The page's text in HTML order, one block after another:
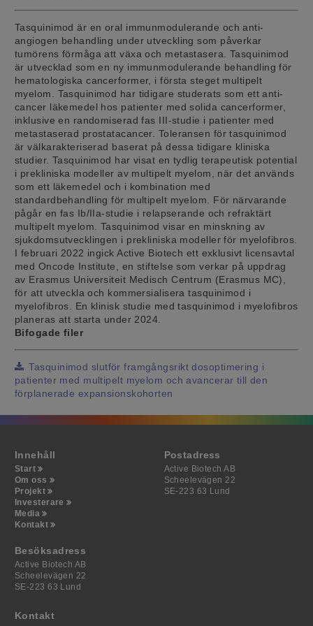
Tasquinimod är en oral immunmodulerande och anti-
angiogen behandling under utveckling som påverkar
tumörens förmåga att växa och metastasera. Tasquinimod
är utvecklad som en ny immunmodulerande behandling för
hematologiska cancerformer, i första steget multipelt
myelom. Tasquinimod har tidigare studerats som ett anti-
cancer läkemedel hos patienter med solida cancerformer,
inklusive en randomiserad fas III-studie i patienter med
metastaserad prostatacancer. Toleransen för tasquinimod
är välkarakteriserad baserat på dessa tidigare kliniska
studier. Tasquinimod har visat en tydlig terapeutisk potential
i prekliniska modeller av multipelt myelom, när det används
som ett läkemedel och i kombination med
standardbehandling för multipelt myelom. För närvarande
pågår en fas Ib/IIa-studie i relapserande och refraktärt
multipelt myelom. Tasquinimod visar en minskning av
sjukdomsutvecklingen i prekliniska modeller för myelofibros.
I februari 2022 ingick Active Biotech ett exklusivt licensavtal
med Oncode Institute, en stiftelse som verkar på uppdrag
av Erasmus Universiteit Medisch Centrum (Erasmus MC),
för att utveckla och kommersialisera tasquinimod i
myelofibros. En klinisk studie med tasquinimod i myelofibros
planeras att starta under 2024.
Bifogade filer
Tasquinimod slutför framgångsrikt dosoptimering i
patienter med multipelt myelom och avancerar till den
förplanerade expansionskohorten
Innehåll
Start
Om oss
Projekt
Investerare
Media
Kontakt
Postadress
Active Biotech AB
Scheelevägen 22
SE-223 63 Lund
Besöksadress
Active Biotech AB
Scheelevägen 22
SE-223 63 Lund
Kontakt